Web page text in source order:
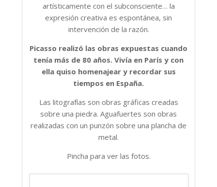
artísticamente con el subconsciente… la
expresión creativa es espontánea, sin
intervención de la razón.
Picasso realizó las obras expuestas cuando
tenía más de 80 años. Vivía en París y con
ella quiso homenajear y recordar sus
tiempos en España.
Las litografías son obras gráficas creadas
sobre una piedra. Aguafuertes son obras
realizadas con un punzón sobre una plancha de
metal.
Pincha para ver las fotos.